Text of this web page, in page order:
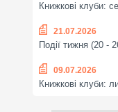
Книжкові клуби:
21.07.2026
Події тижня (20 -
09.07.2026
Книжкові клуби: